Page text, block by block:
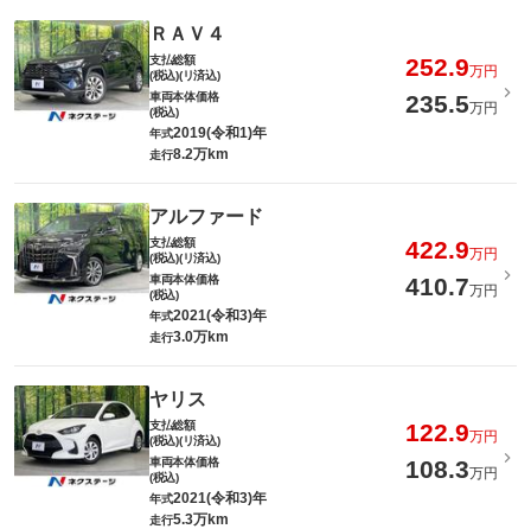
ＲＡＶ４
支払総額
(税込)(リ済込)
252.9万円
車両本体価格
(税込)
235.5万円
年式2019(令和1)年
走行8.2万km
アルファード
支払総額
(税込)(リ済込)
422.9万円
車両本体価格
(税込)
410.7万円
年式2021(令和3)年
走行3.0万km
ヤリス
支払総額
(税込)(リ済込)
122.9万円
車両本体価格
(税込)
108.3万円
年式2021(令和3)年
走行5.3万km